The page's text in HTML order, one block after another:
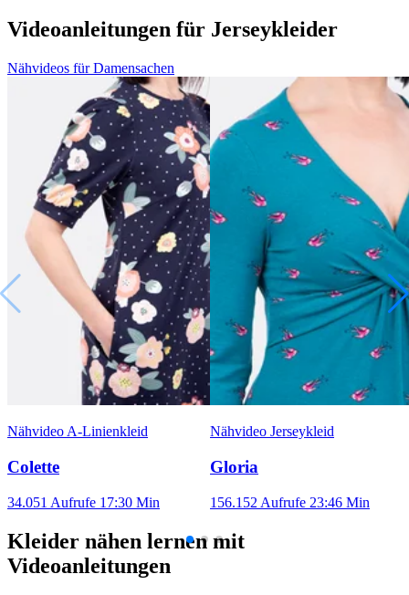
Videoanleitungen für Jerseykleider
Nähvideos für Damensachen
Nähvideo A-Linienkleid
Colette
34.051 Aufrufe 17:30 Min
Nähvideo Jerseykleid
Gloria
156.152 Aufrufe 23:46 Min
Kleider nähen lernen mit
Videoanleitungen